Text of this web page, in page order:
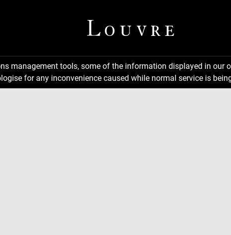
management tools, some of the information displayed in
for any inconvenience caused while normal service is